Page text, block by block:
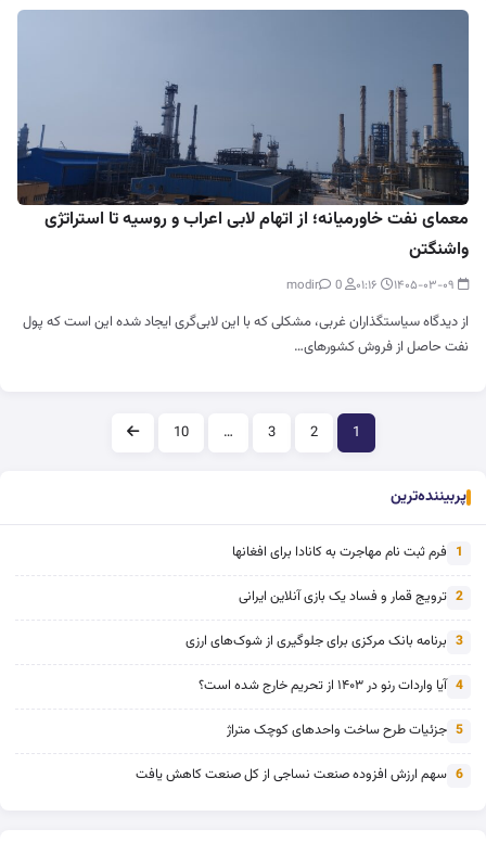
معمای نفت خاورمیانه؛ از اتهام لابی اعراب و روسیه تا استراتژی
واشنگتن
0
از دیدگاه سیاستگذاران غربی، مشکلی که با این لابی‌گری ایجاد شده این است که پول
نفت حاصل از فروش کشورهای…
صفحه‌بندی
1
2
3
…
10
پربیننده‌ترین
1 فرم ثبت نام مهاجرت به کانادا برای افغانها
2 ترویج قمار و فساد یک بازی آنلاین ایرانی
3 برنامه بانک مرکزی برای جلوگیری از شوک‌های ارزی
4 آیا واردات رنو در ۱۴۰۳ از تحریم خارج شده است؟
5 جزئیات طرح ساخت واحدهای کوچک متراژ
6 سهم ارزش افزوده صنعت نساجی از کل صنعت کاهش یافت